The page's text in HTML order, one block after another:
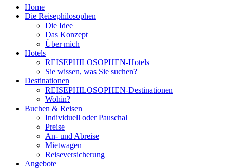
Home
Die Reisephilosophen
Die Idee
Das Konzept
Über mich
Hotels
REISEPHILOSOPHEN-Hotels
Sie wissen, was Sie suchen?
Destinationen
REISEPHILOSOPHEN-Destinationen
Wohin?
Buchen & Reisen
Individuell oder Pauschal
Preise
An- und Abreise
Mietwagen
Reiseversicherung
Angebote